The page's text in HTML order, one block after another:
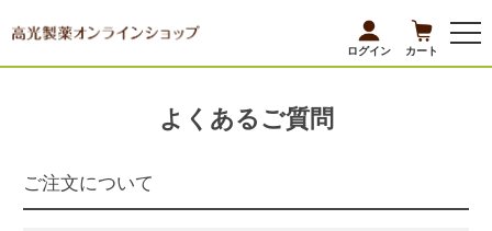
ログイン カート
よくあるご質問
ご注文について